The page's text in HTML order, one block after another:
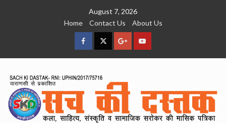
August 7, 2026
Home
Contact Us About Us
facebookTwitterGoogleYouTube